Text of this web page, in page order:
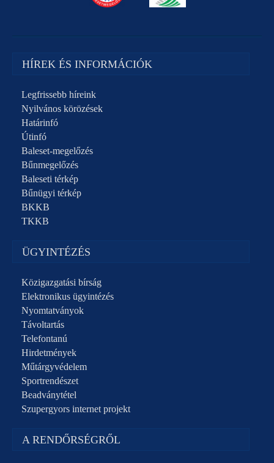
HÍREK ÉS INFORMÁCIÓK
Legfrissebb híreink
Nyilvános körözések
Határinfó
Útinfó
Baleset-megelőzés
Bűnmegelőzés
Baleseti térkép
Bűnügyi térkép
BKKB
TKKB
ÜGYINTÉZÉS
Közigazgatási bírság
Elektronikus ügyintézés
Nyomtatványok
Távoltartás
Telefontanú
Hirdetmények
Műtárgyvédelem
Sportrendészet
Beadványtétel
Szupergyors internet projekt
A RENDŐRSÉGRŐL